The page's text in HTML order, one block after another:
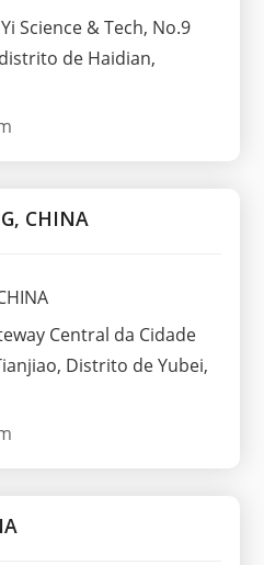
Science & Tech, No.9
de Haidian,
CHINA
Central da Cidade
Distrito de Yubei,